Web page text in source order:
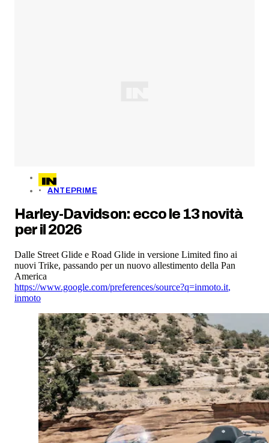
ANTEPRIME
Harley-Davidson: ecco le 13 novità
per il 2026
Dalle Street Glide e Road Glide in versione Limited fino ai
nuovi Trike, passando per un nuovo allestimento della Pan
America
https://www.google.com/preferences/source?q=inmoto.it,
inmoto